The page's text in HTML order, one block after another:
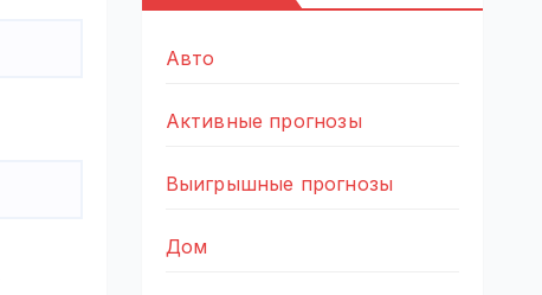
Авто
Активные прогнозы
Выигрышные прогнозы
Дом